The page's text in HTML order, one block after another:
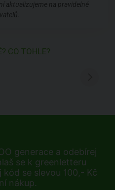
aktualizujeme na pravidelné
CO TOHLE?
generace a odebírej
se k greenletteru
se slevou 100,- Kč
nákup.